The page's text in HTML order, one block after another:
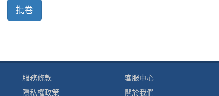
服務條款
隱私權政策
客服中心
關於我們